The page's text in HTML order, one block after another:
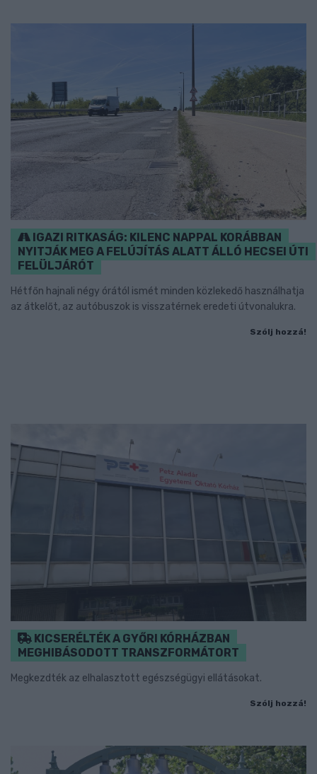
IGAZI RITKASÁG: KILENC NAPPAL KORÁBBAN
NYITJÁK MEG A FELÚJÍTÁS ALATT ÁLLÓ HECSEI ÚTI
FELÜLJÁRÓT
Hétfőn hajnali négy órától ismét minden közlekedő használhatja
az átkelőt, az autóbuszok is visszatérnek eredeti útvonalukra.
Szólj hozzá!
KICSERÉLTÉK A GYŐRI KÓRHÁZBAN
MEGHIBÁSODOTT TRANSZFORMÁTORT
Megkezdték az elhalasztott egészségügyi ellátásokat.
Szólj hozzá!